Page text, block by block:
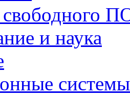
и наука
системы